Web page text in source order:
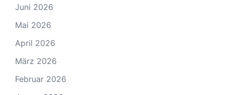
Juni 2026
Mai 2026
April 2026
März 2026
Februar 2026